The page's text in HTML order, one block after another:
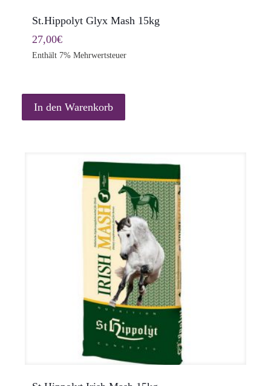
St.Hippolyt Glyx Mash 15kg
27,00€
Enthält 7% Mehrwertsteuer
In den Warenkorb